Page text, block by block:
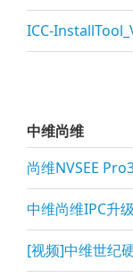
ICC-
中维尚维
尚维NVSEE
中维尚维IPC升
[视频]中维世纪